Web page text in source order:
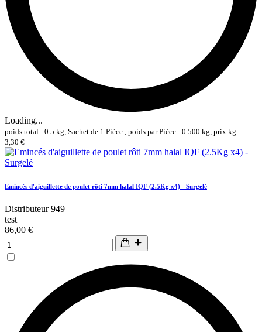
Loading...
poids total : 0.5 kg, Sachet de 1 Pièce , poids par Pièce : 0.500 kg, prix kg :
3,30 €
Emincés d'aiguillette de poulet rôti 7mm halal IQF (2.5Kg x4) - Surgelé
Distributeur 949
test
86,00 €